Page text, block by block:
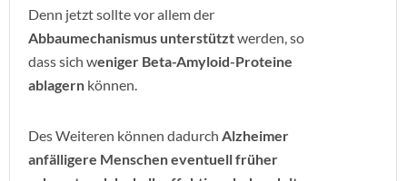
Denn jetzt sollte vor allem der
Abbaumechanismus unterstütztwerden, so
dass sich weniger Beta-Amyloid-Proteine
ablagern können.
Des Weiteren können dadurch Alzheimer
anfälligere Menschen eventuell früher